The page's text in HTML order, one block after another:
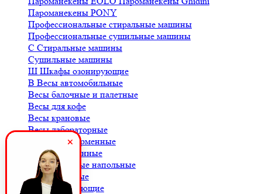
Пароманекены PONY
Профессиональные стиральные машины
Профессиональные сушильные машины
С Стиральные машины
Сушильные машины
Ш Шкафы озонирующие
В Весы автомобильные
Весы балочные и палетные
Весы для кофе
Весы крановые
Весы лабораторные
Весы платформенные
Весы порционные
Весы товарные напольные
Весы торговые
Комплектующие